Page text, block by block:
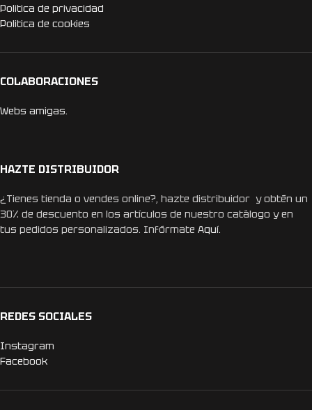
Politica de privacidad
Politica de cookies
COLABORACIONES
Webs amigas.
HAZTE DISTRIBUIDOR
¿Tienes tienda o vendes online?, hazte distribuidor y obtén un
30% de descuento en los artículos de nuestro catálogo y en
tus pedidos personalizados. Infórmate Aquí.
REDES SOCIALES
Instagram
Facebook